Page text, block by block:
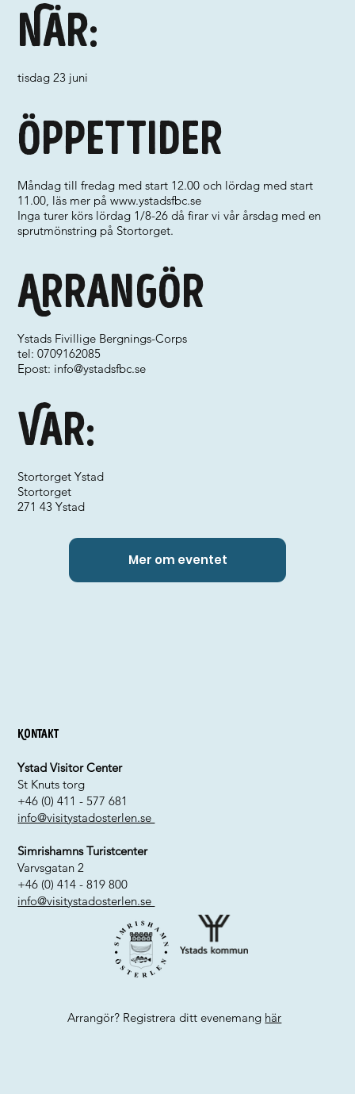
När:
tisdag 23 juni
Var:
Arrangör
Ystads Fivillige Bergnings-Corps
tel: 0709162085
Epost: info@ystadsfbc.se
Stortorget Ystad
Stortorget
271 43 Ystad
Öppettider
Måndag till fredag med start 12.00 och lördag med start
11.00, läs mer påwww.ystadsfbc.se
Inga turer körs lördag 1/8-26 då firar vi vår årsdag med en
sprutmönstring på Stortorget.
Mer om eventet
Kontakt
Ystad Visitor Center
St Knuts torg
+46 (0) 411 - 577 681
info@visitystadosterlen.se
Simrishamns Turistcenter
Varvsgatan 2
+46 (0) 414 - 819 800
info@visitystadosterlen.se
Arrangör? Registrera ditt evenemang här